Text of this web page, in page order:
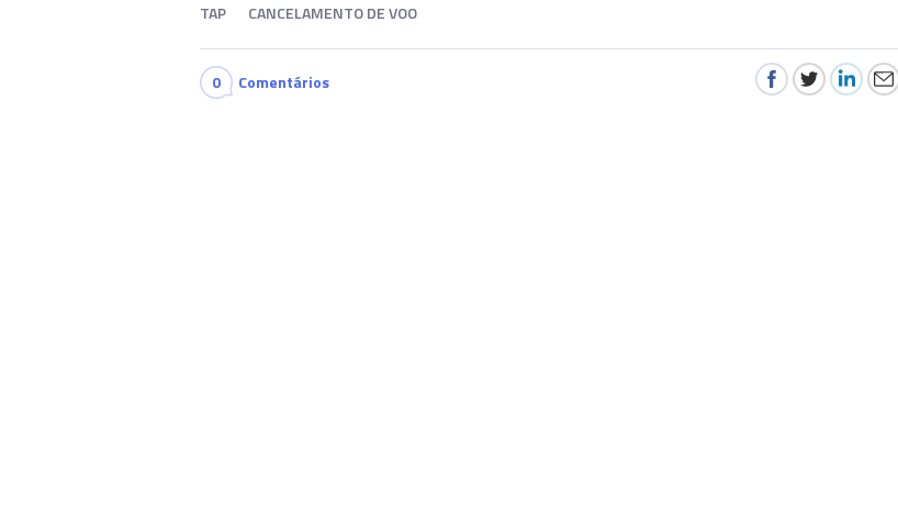
TAP CANCELAMENTO DE VOO
0 Comentários